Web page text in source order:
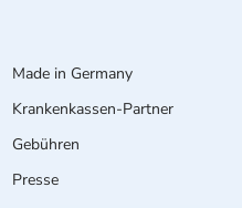
Made in Germany
Krankenkassen-Partner
Gebühren
Presse